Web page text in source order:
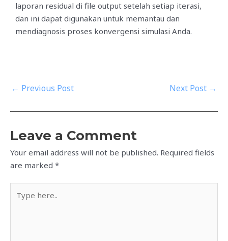
laporan residual di file output setelah setiap iterasi,
dan ini dapat digunakan untuk memantau dan
mendiagnosis proses konvergensi simulasi Anda.
← Previous Post Next Post →
Leave a Comment
Your email address will not be published. Required fields
are marked *
here..